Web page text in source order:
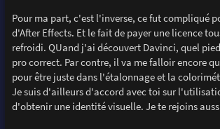
Pour ma part, c'est l'inverse, ce fut compliqué
d'After Effects. Et le fait de payer une licence
refroidi. QUand j'ai découvert Davinci, quel
pro correct. Par contre, il va me falloir encore
pour être juste dans l'étalonnage et la
Je suis d'ailleurs d'accord avec toi sur
d'obtenir une identité visuelle. Je te rejoins